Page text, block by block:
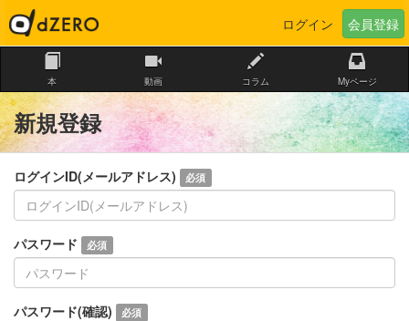
本 動画 コラム Myページ
新規登録
ログインID(メールアドレス) 必須
パスワード 必須
パスワード(確認) 必須